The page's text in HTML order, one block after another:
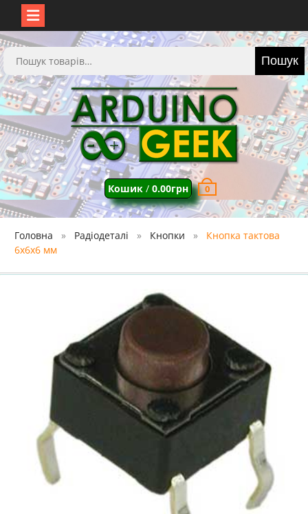
Перейти
до
вмісту
Шукати: Пошук
Кошик/ 0.00грн 0
Головна Радіодеталі Кнопки
Кнопка тактова
6x6x6 мм